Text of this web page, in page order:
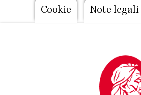
Footer
Cookie Note legali